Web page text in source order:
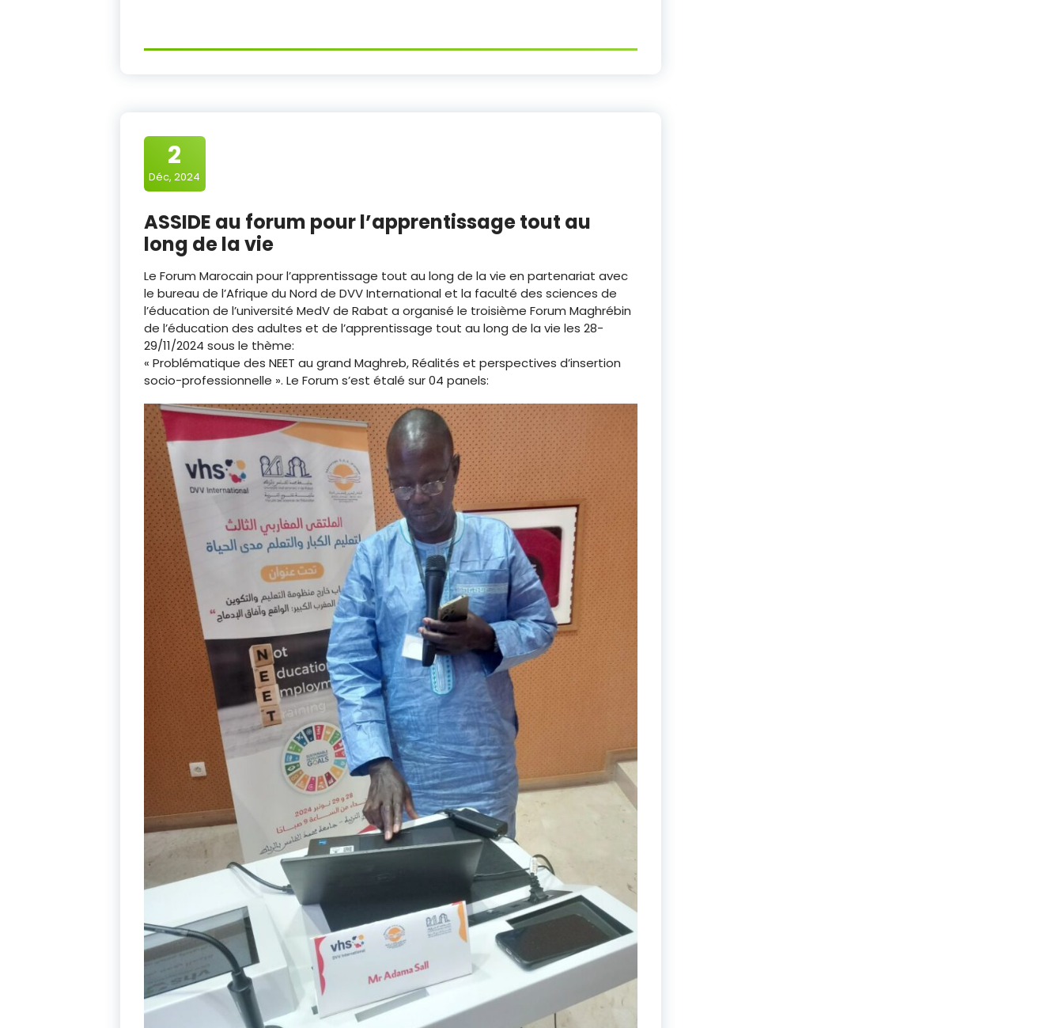
2
Déc, 2024
ASSIDE au forum pour l’apprentissage tout au
long de la vie
Le Forum Marocain pour l’apprentissage tout au long de la vie en partenariat avec
le bureau de l’Afrique du Nord de DVV International et la faculté des sciences de
l’éducation de l’université MedV de Rabat a organisé le troisième Forum Maghrébin
de l’éducation des adultes et de l’apprentissage tout au long de la vie les 28-
29/11/2024 sous le thème:
« Problématique des NEET au grand Maghreb, Réalités et perspectives d’insertion
socio-professionnelle ». Le Forum s’est étalé sur 04 panels: